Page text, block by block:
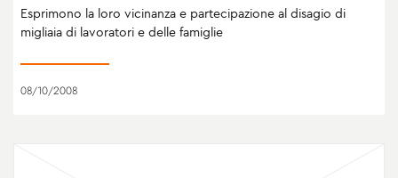
Esprimono la loro vicinanza e partecipazione al disagio di
migliaia di lavoratori e delle famiglie
08/10/2008